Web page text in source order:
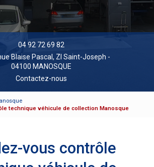
04 92 72 69 82
Blaise Pascal, ZI Saint-Joseph -
04100 MANOSQUE
Contactez-nous
technique véhicule de collection Manosque
vous contrôle